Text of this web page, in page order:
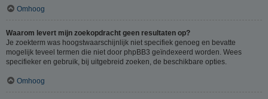
Omhoog
Waarom levert mijn zoekopdracht geen resultaten op?
Je zoekterm was hoogstwaarschijnlijk niet specifiek genoeg en bevatte
mogelijk teveel termen die niet door phpBB3 geïndexeerd worden. Wees
specifieker en gebruik, bij uitgebreid zoeken, de beschikbare opties.
Omhoog